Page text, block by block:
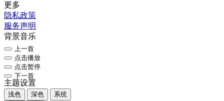
更多
隐私政策
服务声明
背景音乐
上一首
点击播放
点击暂停
下一首
主题设置
浅色 深色
系统